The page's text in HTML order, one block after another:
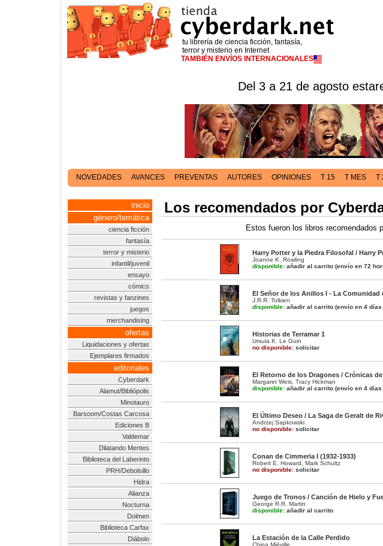
tu librería de ciencia ficción, fantasía,
terror y misterio en Internet
TAMBIÉN ENVÍOS INTERNACIONALES
Del 3 a 21 de agosto
NOVEDADES AVANCES PREVENTAS AUTORES OPINIONES T 15 T MES T
inicio
género/temática
ciencia ficción
fantasía
terror y misterio
infantil/juvenil
ensayo
cómics
revistas y fanzines
juegos
merchandising
ofertas
Liquidaciones y ofertas
Ejemplares firmados
editoriales
Cyberdark
Alamut/Bibliópolis
Minotauro
Barsoom/Costas Carcosa
Ediciones B
Valdemar
Dilatando Mentes
Biblioteca del Laberinto
PRH/Debolsillo
Hidra
Alianza
Nocturna
Dolmen
Biblioteca Carfax
Diábolo
Los recomendados por
Estos fueron los libros recomendados
Harry Potter y la Piedra Filosofal / Harry
Joanne K. Rowling
disponible: añadir al carrito (envío en 72
El Señor de los Anillos I - La Comunidad
J.R.R. Tolkien
disponible: añadir al carrito (envío en 4
Historias de Terramar 1
Ursula K. Le Guin
no disponible: solicitar
El Retorno de los Dragones / Crónicas
Margaret Weis Tracy Hickman
disponible: añadir al carrito (envío en 4
El Último Deseo / La Saga de Geralt de
Andrzej Sapkowski
no disponible: solicitar
Conan de Cimmeria I (1932-1933)
Robert E. Howard
Mark Schultz
no disponible: solicitar
Juego de Tronos / Canción de Hielo y
George R.R. Martin
disponible: añadir al carrito
La Estación de la Calle Perdido
China Miéville